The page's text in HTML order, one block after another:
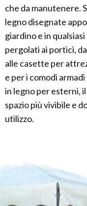
che da manutenere.
legno disegnate
giardino e in
pergolati ai portici,
alle casette per
e per i comodi
in legno per esterni,
spazio più vivibile e
utilizzo.